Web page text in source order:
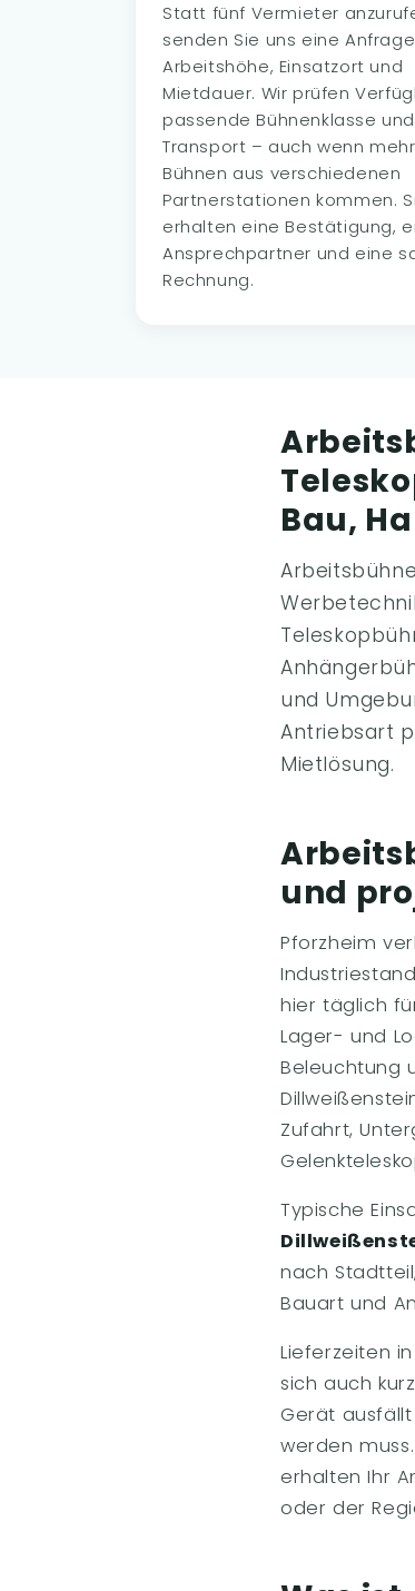
Statt fünf Vermieter
senden Sie uns eine
Arbeitshöhe, Einsatzort und
Mietdauer. Wir prüfen
passende Bühnenklasse und
Transport – auch wenn
Bühnen aus verschiedenen
Partnerstationen kommen.
erhalten eine Bestätigung,
Ansprechpartner und eine
Rechnung.
Bau,
und
Antriebsart
Mietlösung.
und
Pforzheim
hier täglich
Lager- und
Beleuchtung
Zufahrt,
Typische
nach
Bauart und
Lieferzeiten
sich auch
Gerät
werden
erhalten Ihr
oder der